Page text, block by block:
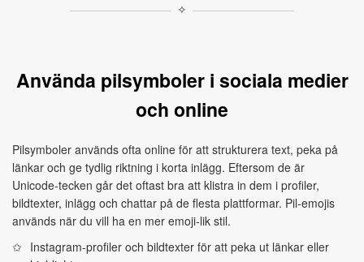
✧
Använda pilsymboler i sociala medier
och online
Pilsymboler används ofta online för att strukturera text, peka på
länkar och ge tydlig riktning i korta inlägg. Eftersom de är
Unicode-tecken går det oftast bra att klistra in dem i profiler,
bildtexter, inlägg och chattar på de flesta plattformar. Pil-emojis
används när du vill ha en mer emoji-lik stil.
Instagram-profiler och bildtexter för att peka ut länkar eller